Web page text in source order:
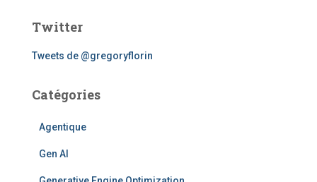
Twitter
Tweets de @gregoryflorin
Catégories
Agentique
Gen AI